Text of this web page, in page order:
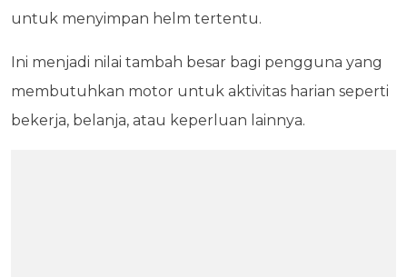
untuk menyimpan helm tertentu.
Ini menjadi nilai tambah besar bagi pengguna yang
membutuhkan motor untuk aktivitas harian seperti
bekerja, belanja, atau keperluan lainnya.